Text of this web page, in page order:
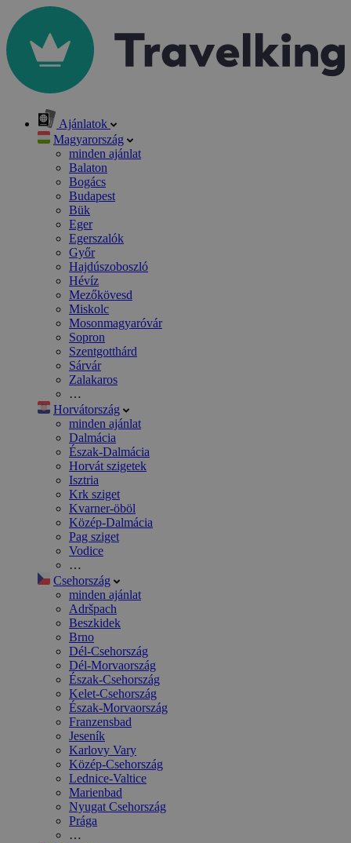
Ajánlatok
Magyarország
minden ajánlat
Balaton
Bogács
Budapest
Bük
Eger
Egerszalók
Győr
Hajdúszoboszló
Hévíz
Mezőkövesd
Miskolc
Mosonmagyaróvár
Sopron
Szentgotthárd
Sárvár
Zalakaros
…
Horvátország
minden ajánlat
Dalmácia
Észak-Dalmácia
Horvát szigetek
Isztria
Krk sziget
Kvarner-öböl
Közép-Dalmácia
Pag sziget
Vodice
…
Csehország
minden ajánlat
Adršpach
Beszkidek
Brno
Dél-Csehország
Dél-Morvaország
Észak-Csehország
Kelet-Csehország
Észak-Morvaország
Franzensbad
Jeseník
Karlovy Vary
Közép-Csehország
Lednice-Valtice
Marienbad
Nyugat Csehország
Prága
…